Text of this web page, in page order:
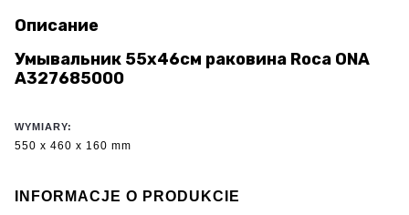
Описание
Умывальник 55x46см раковина Roca ONA
A327685000
WYMIARY:
550 x 460 x 160 mm
INFORMACJE O PRODUKCIE